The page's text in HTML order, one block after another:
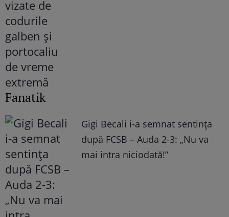
Fanatik
Gigi Becali i-a semnat sentința
după FCSB – Auda 2-3: „Nu va
mai intra niciodată!”